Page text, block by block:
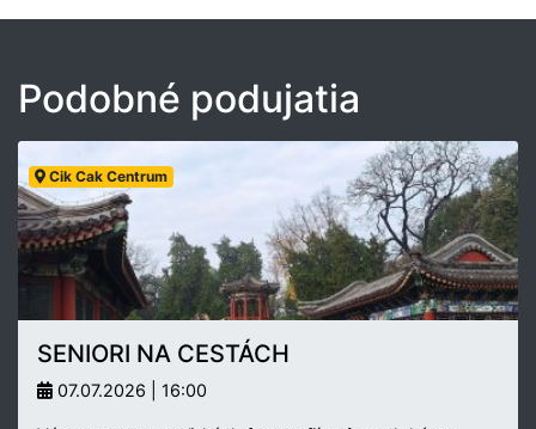
Podobné podujatia
Cik Cak Centrum
SENIORI NA CESTÁCH
07.07.2026 | 16:00